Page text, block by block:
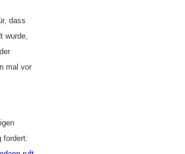
dass
wurde,
mal vor
fordert: